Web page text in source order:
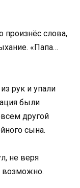
произнёс слова,
«Папа…
рук и упали
были
другой
сына.
не веря
возможно.